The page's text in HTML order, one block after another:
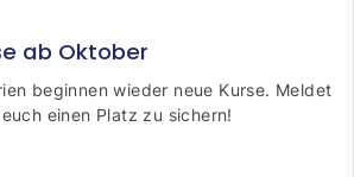
ab Oktober
beginnen wieder neue Kurse. Meldet
einen Platz zu sichern!